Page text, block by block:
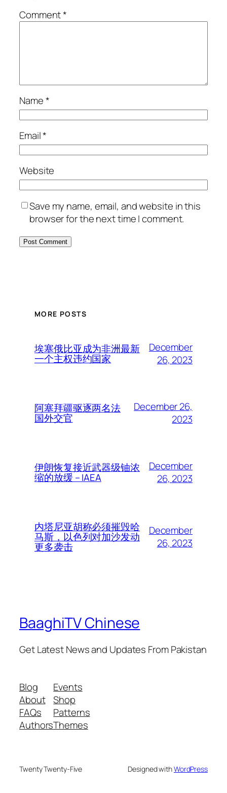
Comment*
Name*
Email*
Website
Save my name, email, and website in this
browser for the next time I comment.
MORE POSTS
埃塞俄比亚成为非洲最新
一个主权违约国家
December
26, 2023
阿塞拜疆驱逐两名法
国外交官
December 26,
2023
伊朗恢复接近武器级铀浓
缩的放缓 – IAEA
December
26, 2023
内塔尼亚胡称必须摧毁哈
马斯，以色列对加沙发动
更多袭击
December
26, 2023
BaaghiTV Chinese
Get Latest News and Updates From Pakistan
Blog
About
FAQs
Authors
Events
Shop
Patterns
Themes
Twenty Twenty-Five Designed withWordPress